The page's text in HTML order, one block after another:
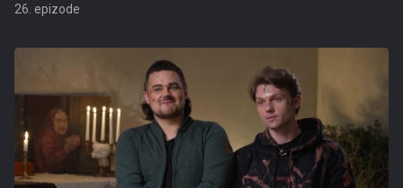
26. epizode